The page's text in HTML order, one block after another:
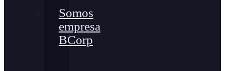
Somos
empresa
BCorp